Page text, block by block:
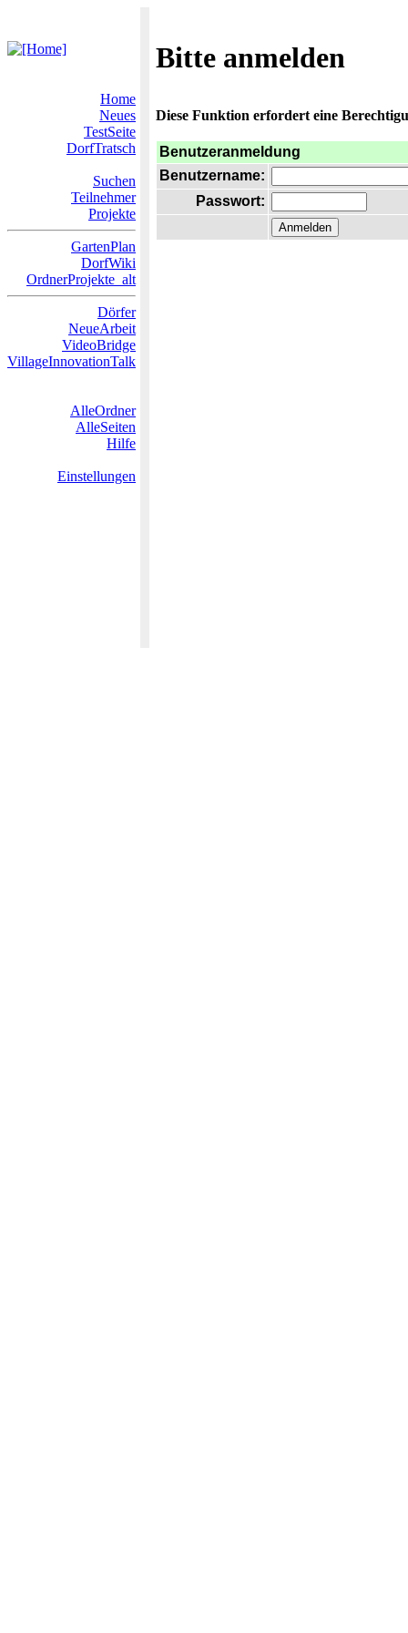
Bitte anmelden
Home
Neues
TestSeite
DorfTratsch
Suchen
Teilnehmer
Projekte
GartenPlan
DorfWiki
OrdnerProjekte_alt
Dörfer
NeueArbeit
VideoBridge
VillageInnovationTalk
AlleOrdner
AlleSeiten
Hilfe
Einstellungen
Diese Funktion erfordert eine
Benutzeranmeldung
Benutzername:
Passwort: